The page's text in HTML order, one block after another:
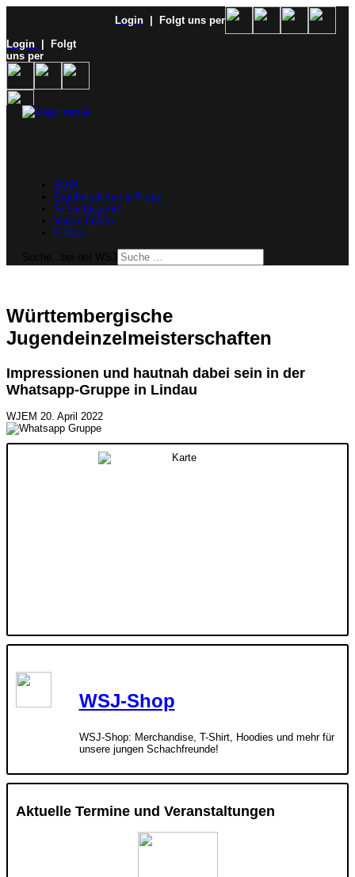
Login
| Folgt uns per
Login
| Folgt
uns per
SVW
Ergebnisdienst & Portal
Schachjugend
Verein finden
E-Mail
Württembergische
Jugendeinzelmeisterschaften
Impressionen und hautnah dabei sein in der
Whatsapp-Gruppe in Lindau
WJEM 20. April 2022
WSJ-Shop
WSJ-Shop: Merchandise, T-Shirt, Hoodies und mehr für
unsere jungen Schachfreunde!
Aktuelle Termine und Veranstaltungen